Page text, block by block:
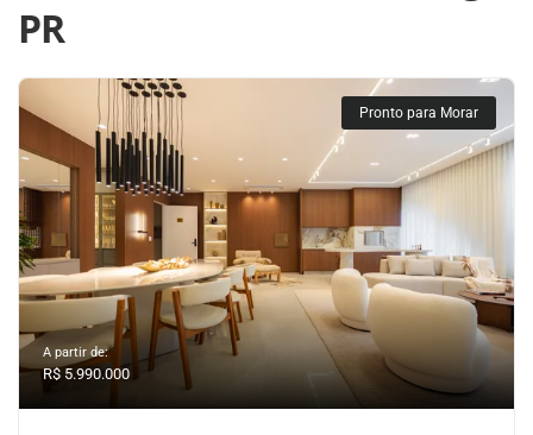
PR
Pronto para Morar
A partir de:
R$ 5.990.000